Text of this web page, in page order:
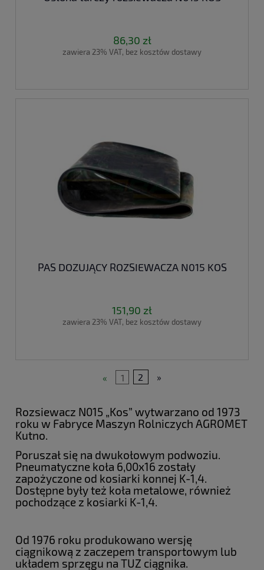
86,30 zł
zawiera 23% VAT, bez kosztów dostawy
PAS DOZUJĄCY ROZSIEWACZA N015 KOS
151,90 zł
zawiera 23% VAT, bez kosztów dostawy
« 1 2 »
Rozsiewacz N015 „Kos” wytwarzano od 1973
roku w Fabryce Maszyn Rolniczych AGROMET
Kutno.
Poruszał się na dwukołowym podwoziu.
Pneumatyczne koła 6,00x16 zostały
zapożyczone od kosiarki konnej K-1,4.
Dostępne były też koła metalowe, również
pochodzące z kosiarki K-1,4.
Od 1976 roku produkowano wersję
ciągnikową z zaczepem transportowym lub
układem sprzęgu na TUZ ciągnika.